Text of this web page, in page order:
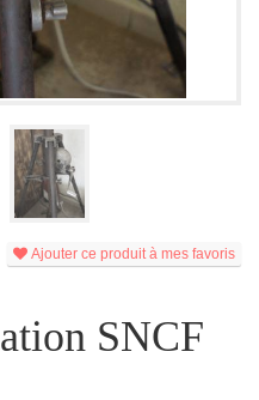
Ajouter ce produit à mes favoris
SNCF